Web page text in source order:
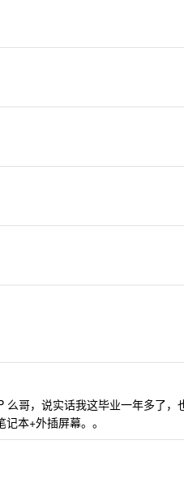
么哥，说实话我这毕业一年多了
本+外插屏幕。。